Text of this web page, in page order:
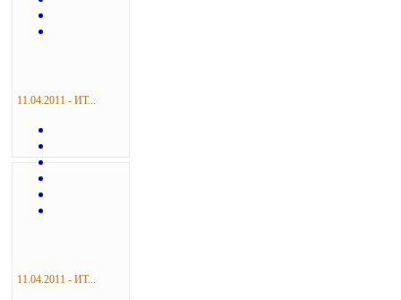
11.04.2011 - ИТ...
11.04.2011 - ИТ...